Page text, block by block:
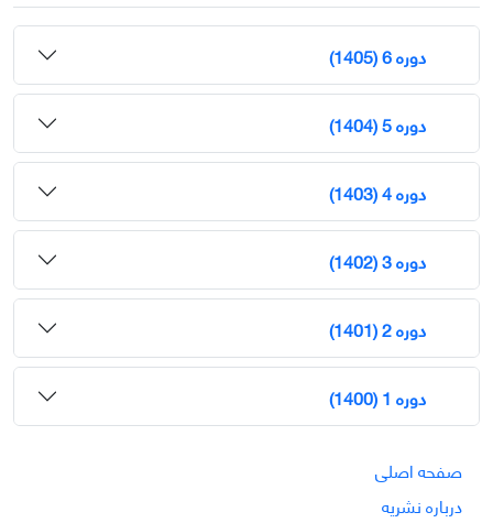
دوره 6 (1405)
دوره 5 (1404)
دوره 4 (1403)
دوره 3 (1402)
دوره 2 (1401)
دوره 1 (1400)
صفحه اصلی
درباره نشریه